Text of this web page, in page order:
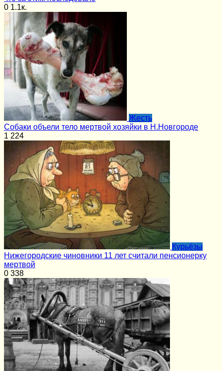
0 1.1к.
Жесть
Собаки объели тело мертвой хозяйки в Н.Новгороде
1 224
Курьёзы
Нижегородские чиновники 11 лет считали пенсионерку
мертвой
0 338